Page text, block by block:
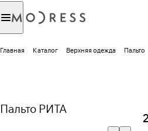
Главная Каталог Верхняя одежда Пальто
Пальто РИТА